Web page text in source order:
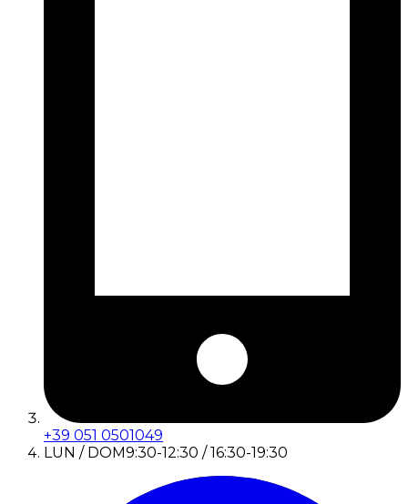
+39 051 0501049
LUN / DOM9:30-12:30 / 16:30-19:30